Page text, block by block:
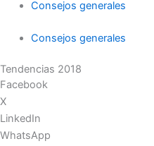
Consejos generales
Consejos generales
Tendencias 2018
Facebook
X
LinkedIn
WhatsApp